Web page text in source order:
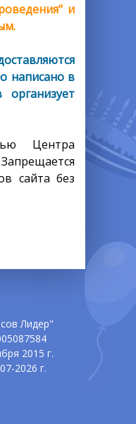
и
написано в
Центра
сайта без
Лидер"
2015 г.
2026 г.